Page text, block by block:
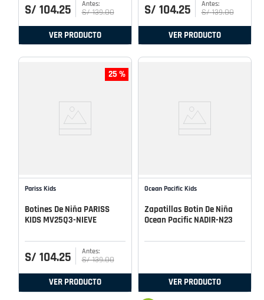
S/ 104.25 S/ 139.00
VER PRODUCTO
S/ 104.25 S/ 139.00
VER PRODUCTO
25 %
Pariss Kids
Botines De Niña PARISS
KIDS MV25Q3-NIEVE
S/ 104.25 S/ 139.00
VER PRODUCTO
Ocean Pacific Kids
Zapatillas Botin De Niña
Ocean Pacific NADIR-N23
VER PRODUCTO